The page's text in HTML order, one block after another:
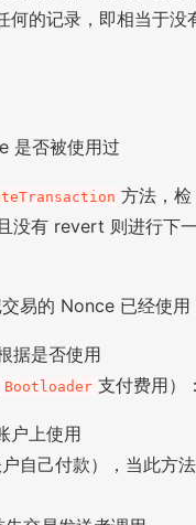
何的记录，即相当于没
是否被使用过
方法，检
没有 revert 则进行下
易的 Nonce 已经使用
据是否使用
Bootloader 支付费用）
户上使用
自己付款），当此方法